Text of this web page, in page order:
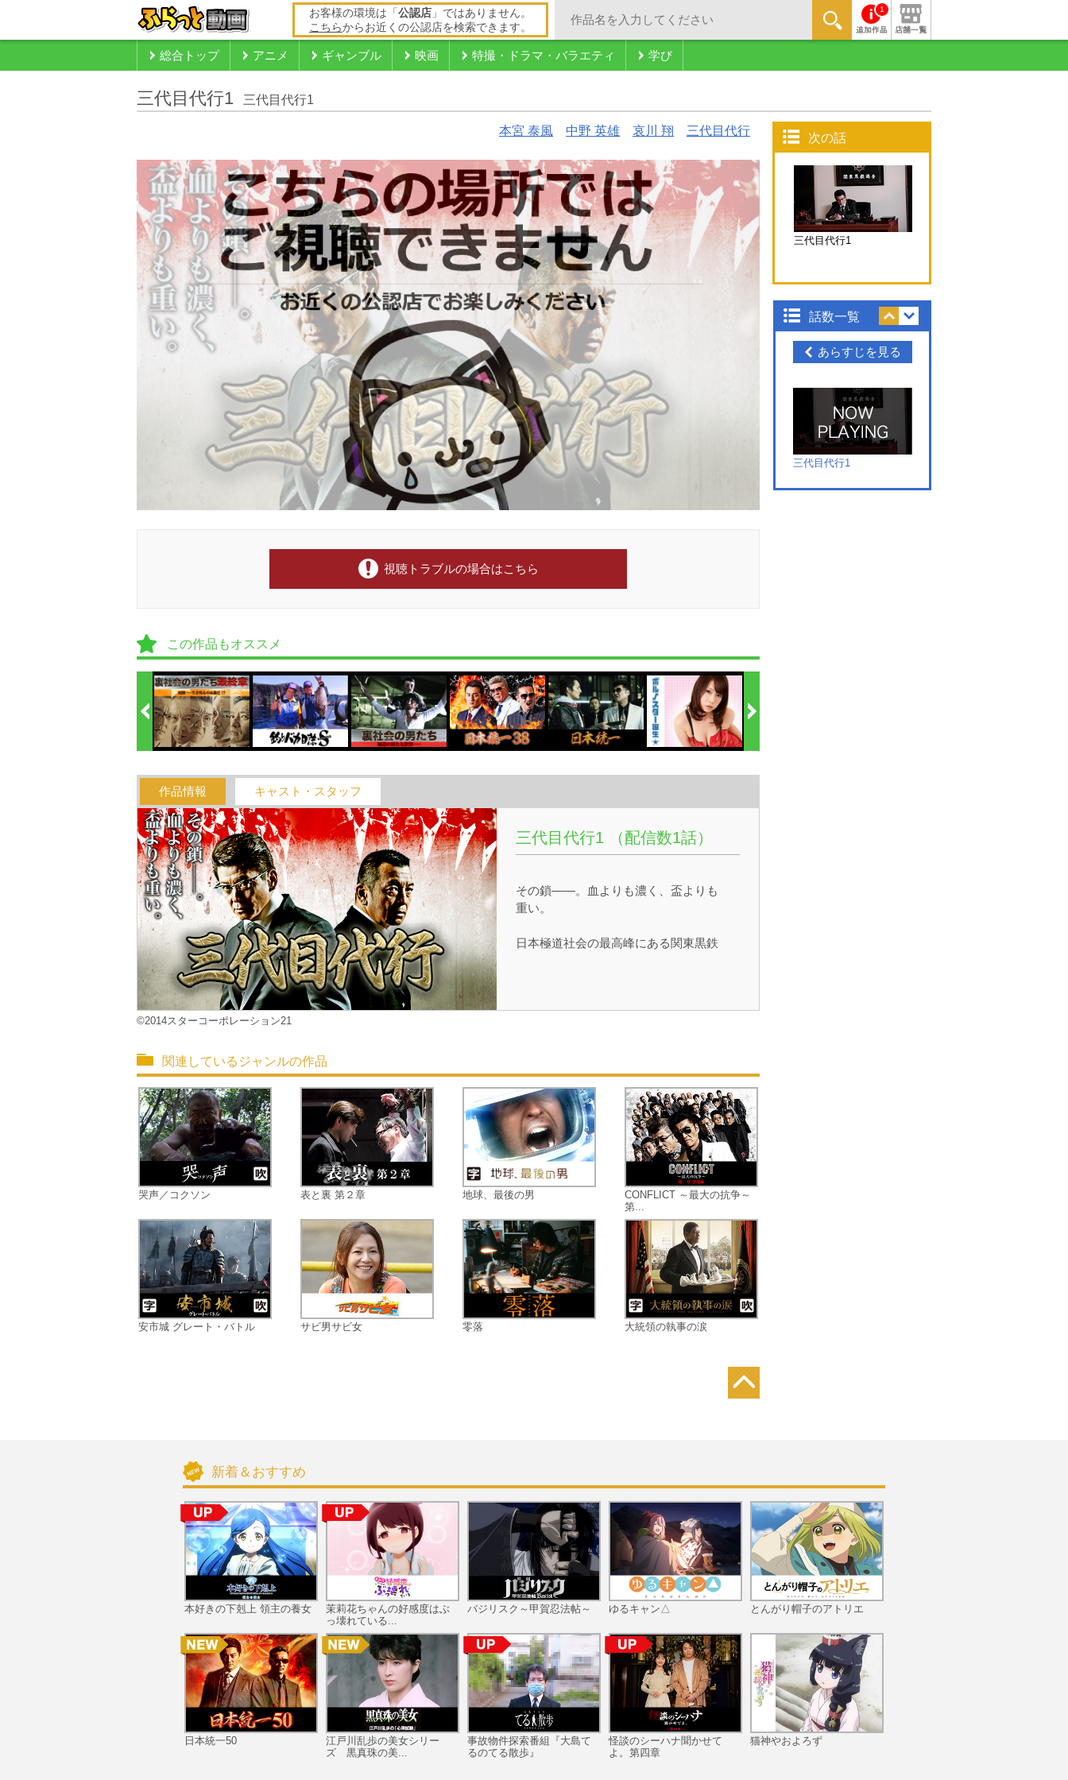
お客様の環境は「 公認店 」ではありません。
こちらからお近くの公認店を検索できます。
1
総合トップ アニメ ギャンブル 映画 特撮・ドラマ・バラエティ 学び
三代目代行1 三代目代行1
本宮 泰風 中野 英雄 哀川 翔 三代目代行
視聴トラブルの場合はこちら
この作品もオススメ
作品情報 キャスト・スタッフ
三代目代行1 （配信数1話）
その鎖――。血よりも濃く、盃よりも
重い。
日本極道社会の最高峰にある関東黒鉄
暗躍させながら地位を確立していた。
目の席を狙い幹部らに賄賂を贈るなど
躍起になっていた。総長殺しと竹脇の
動向に不審感を抱いた榊は、真相を探
る為動けない自分の代行として”鎖”を解
き放つのだった・・・。
©2014スターコーポレーション21
関連しているジャンルの作品
哭声／コクソン
安市城 グレート・バトル
表と裏 第２章
サビ男サビ女
地球、最後の男
零落
CONFLICT ～最大の抗争～
第...
大統領の執事の涙
次の話
三代目代行1
話数一覧
あらすじを見る
三代目代行1
新着＆おすすめ
本好きの下剋上 領主の養女
日本統一50
茉莉花ちゃんの好感度はぶ
っ壊れている...
江戸川乱歩の美女シリー
ズ 黒真珠の美...
バジリスク～甲賀忍法帖～
事故物件探索番組『大島て
るのてる散歩』
ゆるキャン△
怪談のシーハナ聞かせて
よ。第四章
とんがり帽子のアトリエ
猫神やおよろず